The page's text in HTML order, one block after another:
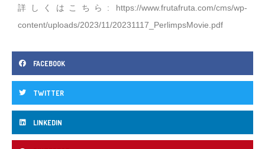
詳しくはこちら: https://www.frutafruta.com/cms/wp-
content/uploads/2023/11/20231117_PerlimpsMovie.pdf
FACEBOOK
TWITTER
LINKEDIN